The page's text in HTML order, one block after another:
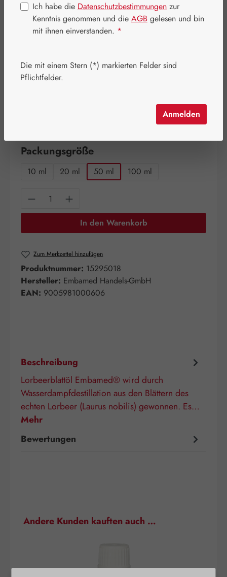
52,40 €
Inhalt: 0.05 Liter (1.048,00 € / 1 Liter)
Preise inkl. MwSt. zzgl. Versandkosten
Schnell zuschlagen! Es sind nur noch wenige Artikel
Packungsgrößeauswählen
10 ml 20 ml 50 ml 100 ml
Produkt Anzahl: Gib den gewünschten
In den Warenkorb
Zum Merkzettel hinzufügen
Produktnummer: 15295018
Hersteller: Embamed Handels-GmbH
EAN: 9005981000606
Beschreibung
Lorbeerblattöl Embamed® wird durch
Wasserdampfdestillation aus den Blättern des
echten Lorbeer (Laurus nobilis) gewonnen. Es…
Mehr
Bewertungen
Produktgalerie überspringen
Andere Kunden kauften auch …
Ich habe die Datenschutzbestimmungen zur
Kenntnis genommen und die AGB gelesen und bin
mit ihnen einverstanden. *
Die mit einem Stern (*) markierten Felder sind
Pflichtfelder.
Anmelden